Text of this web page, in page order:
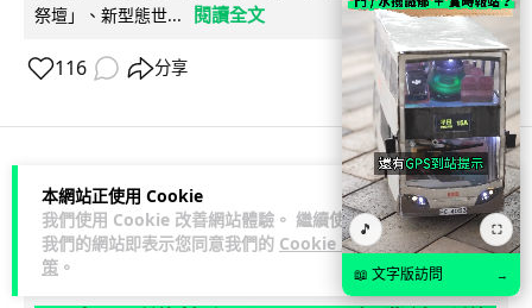
本網站正使用 Cookie
我們使用 Cookie 改善網站體驗。 繼續使用
我們的網站即表示您同意我們的 Cookie 政
策 。
祭壇」、新型態世...
閱讀全文
116 分享
科技娛樂 遊戲情報
Lawton 2 日
🎵 ⛶
📖 文字版訪問 →